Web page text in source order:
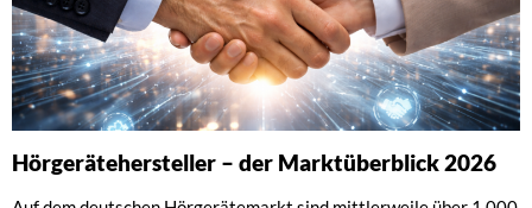
Hörgerätehersteller – der Marktüberblick 2026